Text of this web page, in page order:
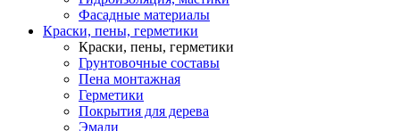
Фасадные материалы
Краски, пены, герметики
Краски, пены, герметики
Грунтовочные составы
Пена монтажная
Герметики
Покрытия для дерева
Эмали